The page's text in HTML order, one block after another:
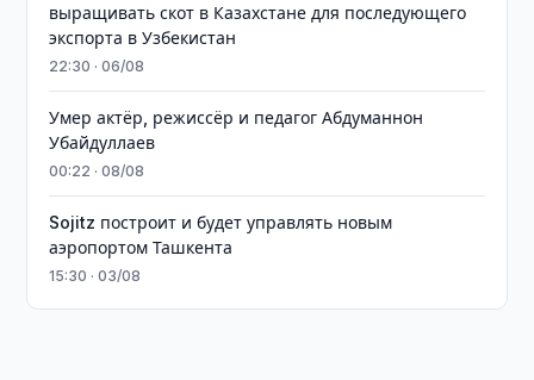
выращивать скот в Казахстане для последующего
экспорта в Узбекистан
22:30 · 06/08
Умер актёр, режиссёр и педагог Абдуманнон
Убайдуллаев
00:22 · 08/08
Sojitz построит и будет управлять новым
аэропортом Ташкента
15:30 · 03/08